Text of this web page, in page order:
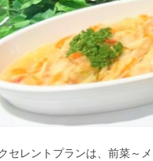
セレントプランは、前菜～